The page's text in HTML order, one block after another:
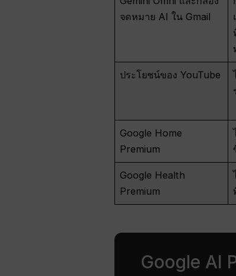
จดหมาย AI ใน Gmail
ประโยชน์ของ YouTube
Google Home
Premium
Google Health
Premium
Google AI